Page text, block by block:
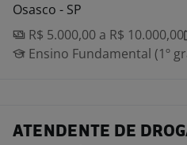
Osasco - SP
R$ 5.000,00 a R$ 10.000,00
Ensino Fundamental (1º
ATENDENTE DE